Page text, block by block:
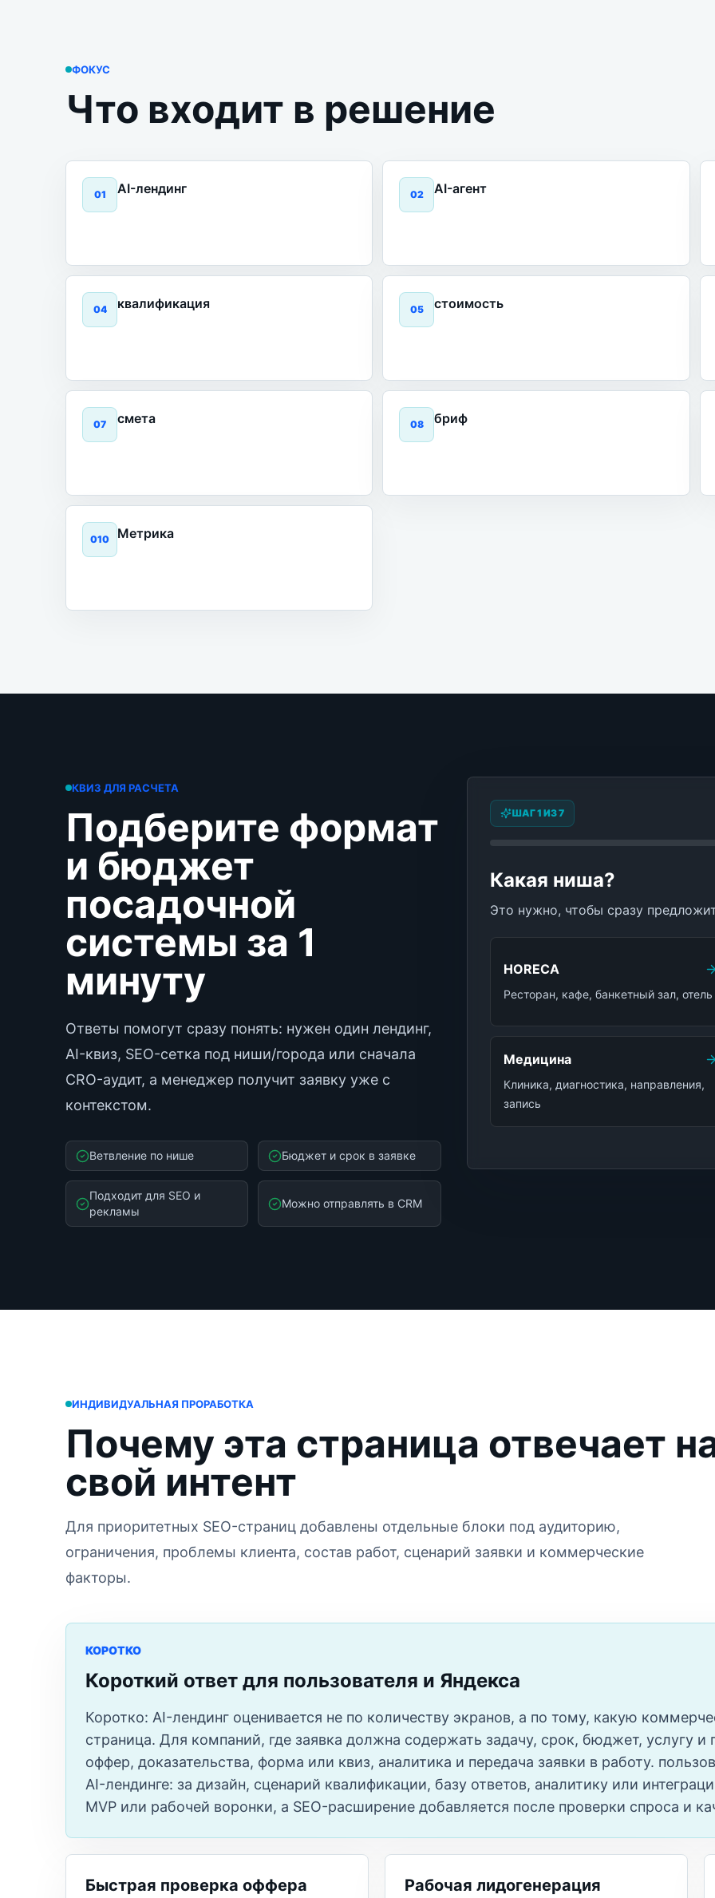
ФОКУС
Что входит в решение
01 AI-лендинг 02 AI-агент
04 квалификация 05 стоимость
07 смета 08 бриф
010 Метрика
КВИЗ ДЛЯ РАСЧЕТА
Подберите формат
и бюджет
посадочной
системы за 1
минуту
Ответы помогут сразу понять: нужен один лендинг,
AI-квиз, SEO-сетка под ниши/города или сначала
CRO-аудит, а менеджер получит заявку уже с
контекстом.
Ветвление по нише Бюджет и срок в заявке
Подходит для SEO и
рекламы
Можно отправлять в CRM
ШАГ 1 ИЗ 7
Какая ниша?
Это нужно, чтобы сразу
HORECA
Ресторан, кафе, банкетный зал, отель
Медицина
Клиника, диагностика, направления,
запись
ИНДИВИДУАЛЬНАЯ ПРОРАБОТКА
Почему эта страница отвечает
свой интент
Для приоритетных SEO-страниц добавлены отдельные блоки под аудиторию,
ограничения, проблемы клиента, состав работ, сценарий заявки и коммерческие
факторы.
КОРОТКО
Короткий ответ для пользователя и Яндекса
Коротко: AI-лендинг оценивается не по количеству экранов, а по тому, какую
страница. Для компаний, где заявка должна содержать задачу, срок, бюджет, услугу
оффер, доказательства, форма или квиз, аналитика и передача заявки в работу.
AI-лендинге: за дизайн, сценарий квалификации, базу ответов, аналитику или
MVP или рабочей воронки, а SEO-расширение добавляется после проверки спроса и
Быстрая проверка оффера Рабочая лидогенерация